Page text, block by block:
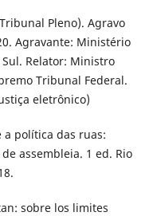
Pleno). Agravo
Agravante: Ministério
Relator: Ministro
Tribunal Federal.
eletrônico)
a política das ruas:
assembleia. 1 ed. Rio
sobre los limites